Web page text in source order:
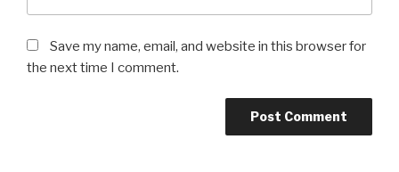
Save my name, email, and website in this browser for
the next time I comment.